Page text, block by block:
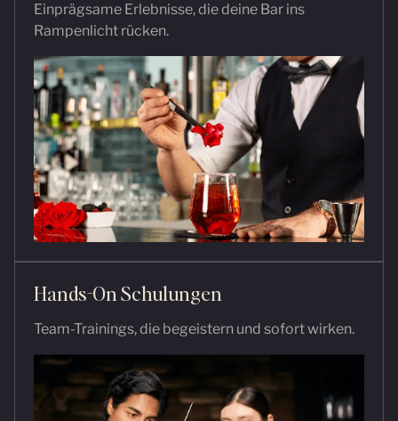
Einprägsame Erlebnisse, die deine Bar ins
Rampenlicht rücken.
Hands-On Schulungen
Team-Trainings, die begeistern und sofort wirken.